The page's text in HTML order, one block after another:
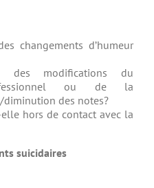
changements d’humeur
des modifications du
ou de la
des notes?
hors de contact avec la
suicidaires